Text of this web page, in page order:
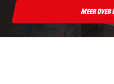
Meer Over